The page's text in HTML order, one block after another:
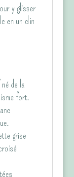
y glisser
en un clin
de la
fort.
grise